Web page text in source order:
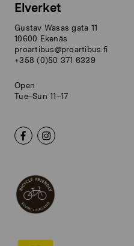
Elverket
Gustav Wasas gata 11
10600 Ekenäs
proartibus@proartibus.fi
+358 (0)50 371 6339
Open
Tue–Sun 11–17